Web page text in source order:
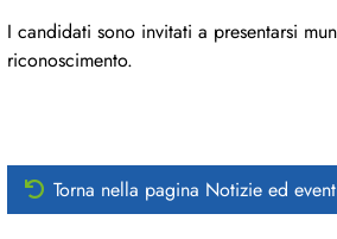
I candidati sono invitati a presentarsi
riconoscimento.
Torna nella pagina Notizie ed